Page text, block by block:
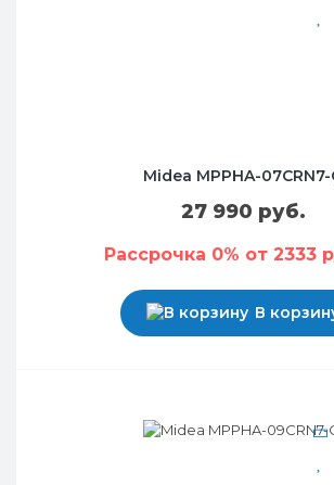
Midea MPPHA-07CRN7-
27 990 руб.
Рассрочка 0% от 2333
В